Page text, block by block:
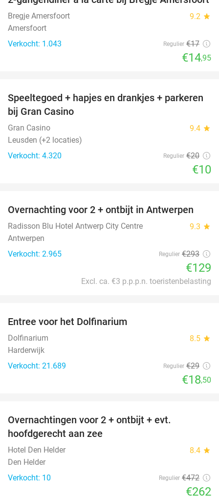
Bregje Amersfoort 9.2 star
Amersfoort
Verkocht: 1.043
Regulier €17
€14,95
50%
Speeltegoed + hapjes en drankjes + parkeren
bij Gran Casino
Gran Casino 9.4 star
Leusden (+2 locaties)
Verkocht: 4.320
Regulier €20
€10
56%
Overnachting voor 2 + ontbijt in Antwerpen
Radisson Blu Hotel Antwerp City Centre 9.3 star
Antwerpen
Verkocht: 2.965
Regulier €293
€129
Excl. ca. €3 p.p.p.n. toeristenbelasting
Entree voor het Dolfinarium
Dolfinarium 8.5 star
Harderwijk
Verkocht: 21.689
Regulier €29
€18,50
Overnachtingen voor 2 + ontbijt + evt.
hoofdgerecht aan zee
Hotel Den Helder 8.4 star
Den Helder
Verkocht: 10
Regulier €472
€262